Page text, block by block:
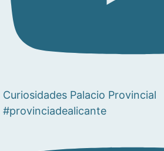
Curiosidades Palacio Provincial
#provinciadealicante